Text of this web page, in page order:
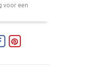
voor een